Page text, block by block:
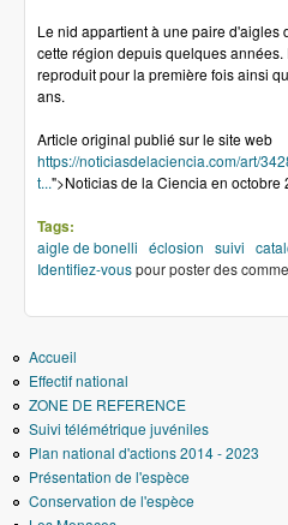
Le nid appartient à une paire d'aigles
cette région depuis quelques
reproduit pour la première fois ainsi
ans.
Article original publié sur le site web
https://noticiasdelaciencia.com/art/
t...">Noticias de la Ciencia en octobre
Tags:
aigle de bonelli éclosion suivi
Identifiez-vouspour poster des
Accueil
Effectif national
ZONE DE REFERENCE
Suivi télémétrique juvéniles
Plan national d'actions 2014 - 2023
Présentation de l'espèce
Conservation de l'espèce